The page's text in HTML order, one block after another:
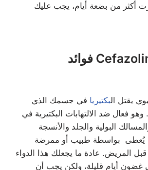
أكثر من بضعة أيام، يجب عليك
فوائد Cefazolin 1000mg
يقتل البكتيريا في جسمك الذي
وهو فعال ضد الالتهابات البكتيرية في
البولية والجلد والأنسجة
يُعطى بواسطة طبيب أو ممرضة
المريض. عادة ما يجعلك هذا الدواء
أيام قليلة، ولكن يجب أن